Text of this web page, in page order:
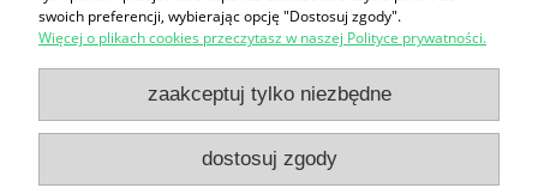
Zakupy
Pomoc
Moje konto
swoich preferencji, wybierając opcję "Dostosuj zgody".
Więcej o plikach cookies przeczytasz w naszej Polityce prywatności.
zaakceptuj tylko niezbędne
dostosuj zgody